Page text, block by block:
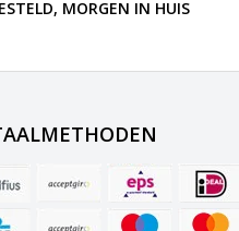
MORGEN IN HUIS